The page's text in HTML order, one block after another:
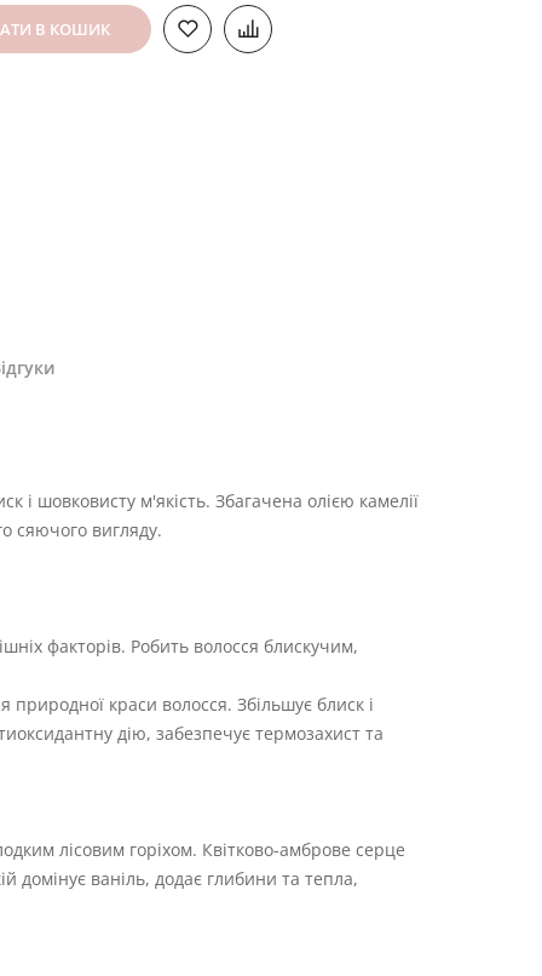
В КОШИК
шовковисту м'якість. Збагачена олією камелії
сяючого вигляду.
факторів. Робить волосся блискучим,
краси волосся. Збільшує блиск і
дію, забезпечує термозахист та
лісовим горіхом. Квітково-амброве серце
домінує ваніль, додає глибини та тепла,